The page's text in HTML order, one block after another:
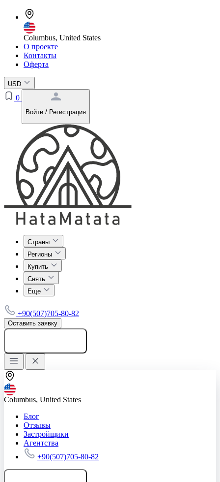
Columbus, United States
О проекте
Контакты
Оферта
USD
0
Войти / Регистрация
Страны
Регионы
Купить
Снять
Еще
+90(507)705-80-82
Оставить заявку
Columbus, United States
Блог
Отзывы
Застройщики
Агентства
+90(507)705-80-82